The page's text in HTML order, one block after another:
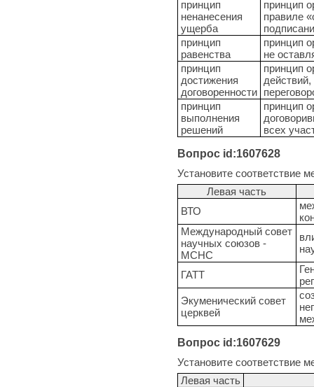
принцип
ненанесения
ущерба
принцип
правиле
принцип
равенства
принцип
не
принцип
достижения
договоренности
принцип
принцип
выполнения
решений
принцип
всех
Вопрос id:1607628
Установите соответствие
Левая часть
ВТО
Международный совет
научных союзов -
МСНС
ГАТТ
Экуменический совет
церквей
Вопрос id:1607629
Установите соответствие
Левая часть